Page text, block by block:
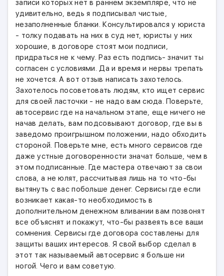
записи которых нет в раннем экземпляре, что не
удивительно, ведь я подписывал чистые,
незаполненные бланки. Консультировался у юриста
- толку подавать на них в суд нет, юристы у них
хорошие, в договоре стоят мои подписи,
придраться не к чему. Раз есть подпись- значит ты
согласен с условиями. Да и время и нервы трепать
не хочется. А вот отзыв написать захотелось.
Захотелось посоветовать людям, кто ищет сервис
для своей ласточки - не надо вам сюда. Поверьте,
автосервис где на начальном этапе, еще ничего не
начав делать, вам подсовывают договор, где вы в
заведомо проигрышном положении, надо обходить
стороной. Поверьте мне, есть много сервисов где
даже устные договоренности значат больше, чем в
этом подписанные. Где мастера отвечают за свои
слова, а не юлят, рассчитывая лишь на то что-бы
вытянуть с вас побольше денег. Сервисы где если
возникает какая-то необходимость в
дополнительном денежном вливании вам позвонят
все объяснят и покажут, что-бы развеять все ваши
сомнения. Сервисы где договора составлены для
защиты ваших интересов. Я свой выбор сделал в
этот так называемый автосервис я больше ни
ногой. Чего и вам советую.